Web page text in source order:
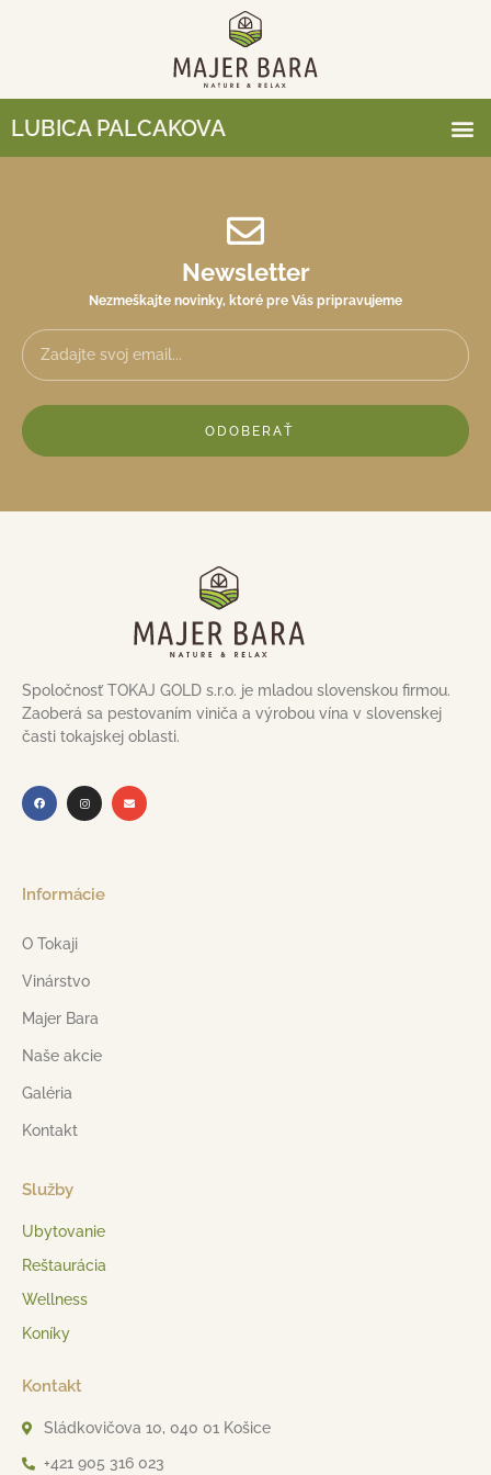
LUBICA PALCAKOVA
Newsletter
Nezmeškajte novinky, ktoré pre Vás pripravujeme
ODOBERAŤ
Spoločnosť TOKAJ GOLD s.r.o. je mladou slovenskou firmou.
Zaoberá sa pestovaním viniča a výrobou vína v slovenskej
časti tokajskej oblasti.
Informácie
O Tokaji
Vinárstvo
Majer Bara
Naše akcie
Galéria
Kontakt
Služby
Ubytovanie
Reštaurácia
Wellness
Koníky
Kontakt
Sládkovičova 10, 040 01 Košice
+421 905 316 023